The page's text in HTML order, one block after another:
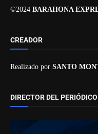
©2024 BARAHONA
CREADOR
Realizado por SANTO
DIRECTOR DEL